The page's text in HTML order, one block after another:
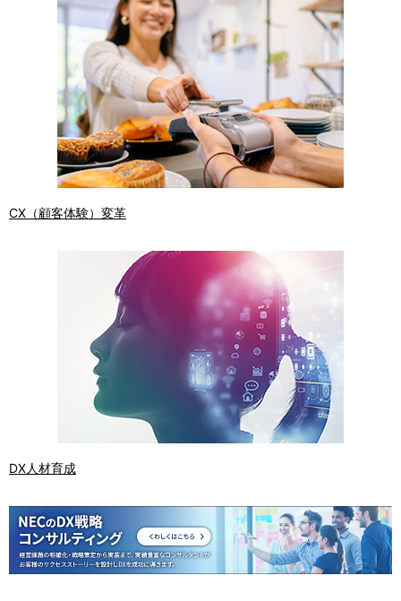
CX（顧客体験）変革
DX人材育成